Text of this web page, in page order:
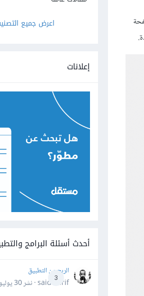
اعرض جميع
إعلانات
أحدث أسئلة البرامج
3
الربح من التطبيق
said darif · نشر
30 يوليو